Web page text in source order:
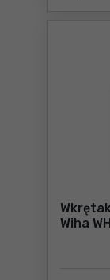
Wiha